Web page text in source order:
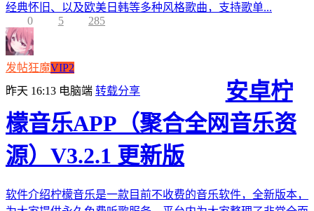
经典怀旧、以及欧美日韩等多种风格歌曲，支持歌单...
0
5 285
发帖狂魔VIP2
昨天 16:13 电脑端 转载分享
安卓柠
檬音乐APP（聚合全网音乐资
源）V3.2.1 更新版
软件介绍柠檬音乐是一款目前不收费的音乐软件，全新版本，